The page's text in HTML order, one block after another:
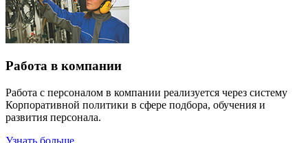
Работа в компании
Работа с персоналом в компании реализуется через систему
Корпоративной политики в сфере подбора, обучения и
развития персонала.
Узнать больше